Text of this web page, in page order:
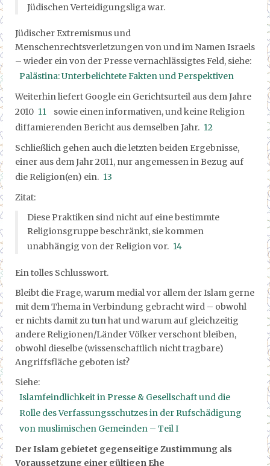
Jüdischen Verteidigungsliga war.
Jüdischer Extremismus und
Menschenrechtsverletzungen von und im Namen Israels
– wieder ein von der Presse vernachlässigtes Feld, siehe:
Palästina: Unterbelichtete Fakten und Perspektiven
Weiterhin liefert Google ein Gerichtsurteil aus dem Jahre
2010 11
sowie einen informativen, und keine Religion
diffamierenden Bericht aus demselben Jahr. 12
Schließlich gehen auch die letzten beiden Ergebnisse,
einer aus dem Jahr 2011, nur angemessen in Bezug auf
die Religion(en) ein. 13
Zitat:
Diese Praktiken sind nicht auf eine bestimmte
Religionsgruppe beschränkt, sie kommen
unabhängig von der Religion vor. 14
Ein tolles Schlusswort.
Bleibt die Frage, warum medial vor allem der Islam gerne
mit dem Thema in Verbindung gebracht wird – obwohl
er nichts damit zu tun hat und warum auf gleichzeitig
andere Religionen/Länder Völker verschont bleiben,
obwohl dieselbe (wissenschaftlich nicht tragbare)
Angriffsfläche geboten ist?
Siehe:
Islamfeindlichkeit in Presse & Gesellschaft und die
Rolle des Verfassungsschutzes in der Rufschädigung
von muslimischen Gemeinden – Teil I
Der Islam gebietet gegenseitige Zustimmung als
Voraussetzung einer gültigen Ehe